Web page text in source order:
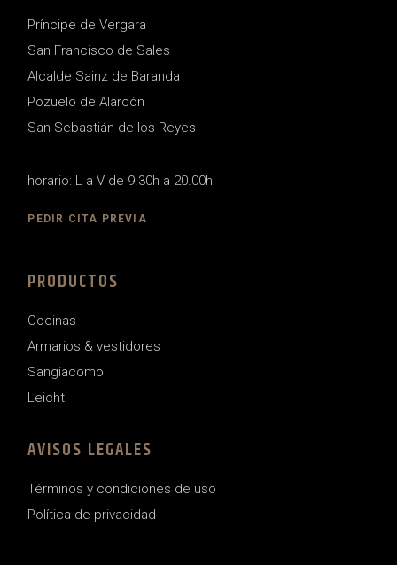
Príncipe de Vergara
San Francisco de Sales
Alcalde Sainz de Baranda
Pozuelo de Alarcón
San Sebastián de los Reyes
horario: L a V de 9.30h a 20.00h
PEDIR CITA PREVIA
PRODUCTOS
Cocinas
Armarios & vestidores
Sangiacomo
Leicht
AVISOS LEGALES
Términos y condiciones de uso
Política de privacidad